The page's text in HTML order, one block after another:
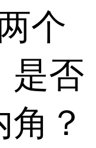
个
是否
？